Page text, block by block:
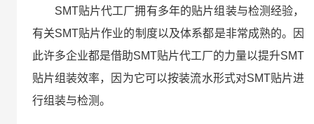
SMT贴片代工厂拥有多年的贴片组装与检测经验，
有关SMT贴片作业的制度以及体系都是非常成熟的。因
此许多企业都是借助SMT贴片代工厂的力量以提升SMT
贴片组装效率，因为它可以按装流水形式对SMT贴片进
行组装与检测。